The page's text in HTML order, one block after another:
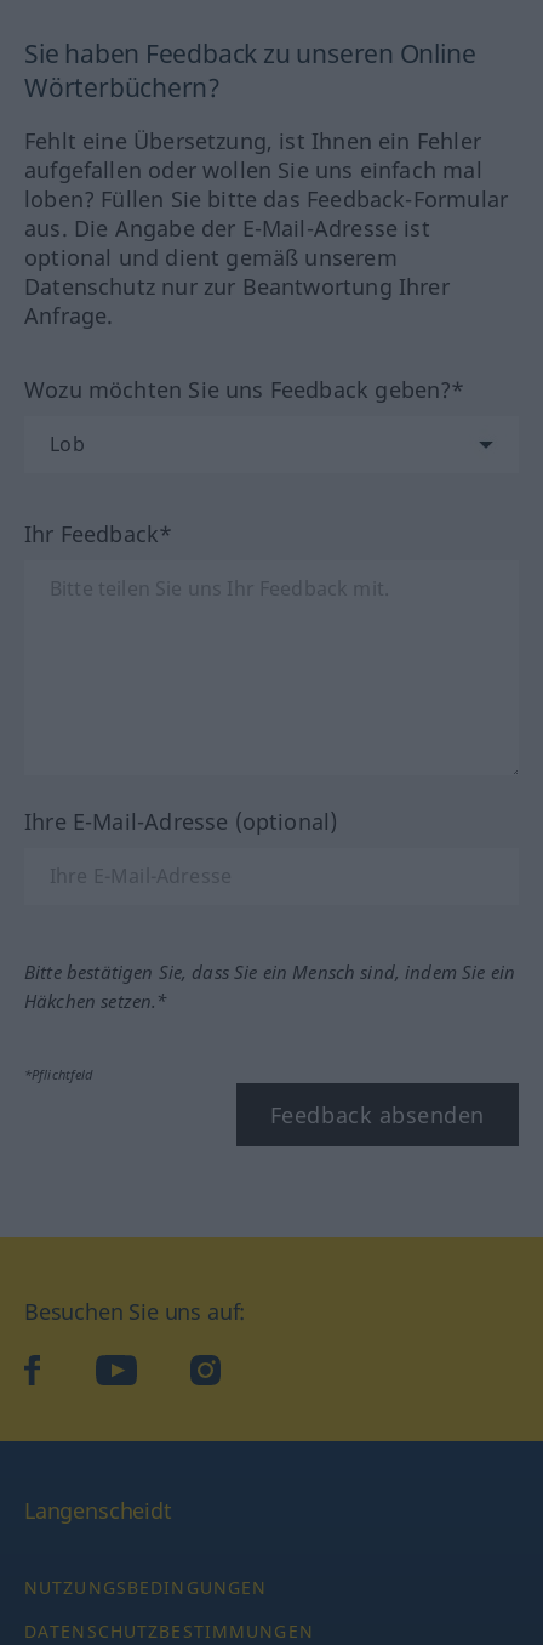
Sie haben Feedback zu unseren Online
Wörterbüchern?
Fehlt eine Übersetzung, ist Ihnen ein Fehler
aufgefallen oder wollen Sie uns einfach mal
loben? Füllen Sie bitte das Feedback-Formular
aus. Die Angabe der E-Mail-Adresse ist
optional und dient gemäß unserem
Datenschutz nur zur Beantwortung Ihrer
Anfrage.
Wozu möchten Sie uns Feedback geben?*
Ihr Feedback*
Ihre E-Mail-Adresse (optional)
Bitte bestätigen Sie, dass Sie ein Mensch sind, indem Sie ein
Häkchen setzen.*
*Pflichtfeld
Feedback absenden
Besuchen Sie uns auf:
facebookYouTube Instagram
Langenscheidt
NUTZUNGSBEDINGUNGEN
DATENSCHUTZBESTIMMUNGEN